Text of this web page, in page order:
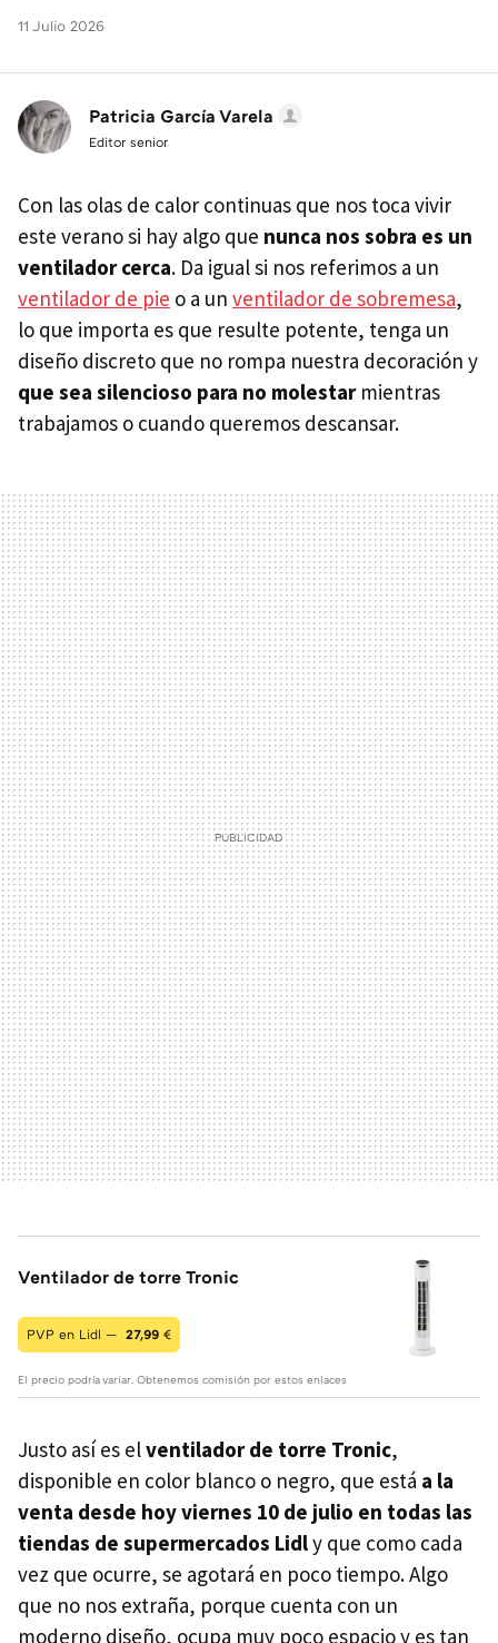
11 Julio 2026
Patricia García Varela
Editor senior
Con las olas de calor continuas que nos toca vivir
este verano si hay algo que nunca nos sobra es un
ventilador cerca. Da igual si nos referimos a un
ventilador de pie o a un ventilador de sobremesa,
lo que importa es que resulte potente, tenga un
diseño discreto que no rompa nuestra decoración y
que sea silencioso para no molestarmientras
trabajamos o cuando queremos descansar.
Ventilador de torre Tronic
PVP en Lidl — 27,99 €
El precio podría variar. Obtenemos comisión por estos enlaces
Justo así es elventilador de torre Tronic,
disponible en color blanco o negro, que está a la
venta desde hoy viernes 10 de julio en todas las
tiendas de supermercados Lidly que como cada
vez que ocurre, se agotará en poco tiempo. Algo
que no nos extraña, porque cuenta con un
moderno diseño, ocupa muy poco espacio y es tan